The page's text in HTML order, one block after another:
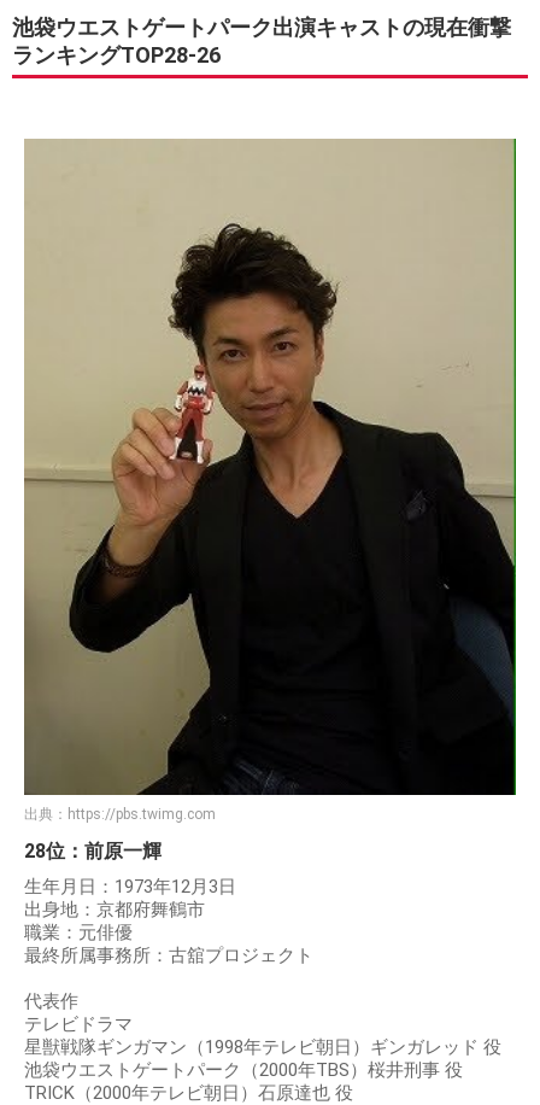
池袋ウエストゲートパーク出演キャストの現在衝撃
ランキングTOP28-26
出典： https://pbs.twimg.com
28位：前原一輝
生年月日：1973年12月3日
出身地：京都府舞鶴市
職業：元俳優
最終所属事務所：古舘プロジェクト
代表作
テレビドラマ
星獣戦隊ギンガマン（1998年テレビ朝日）ギンガレッド 役
池袋ウエストゲートパーク（2000年TBS）桜井刑事 役
TRICK（2000年テレビ朝日）石原達也 役